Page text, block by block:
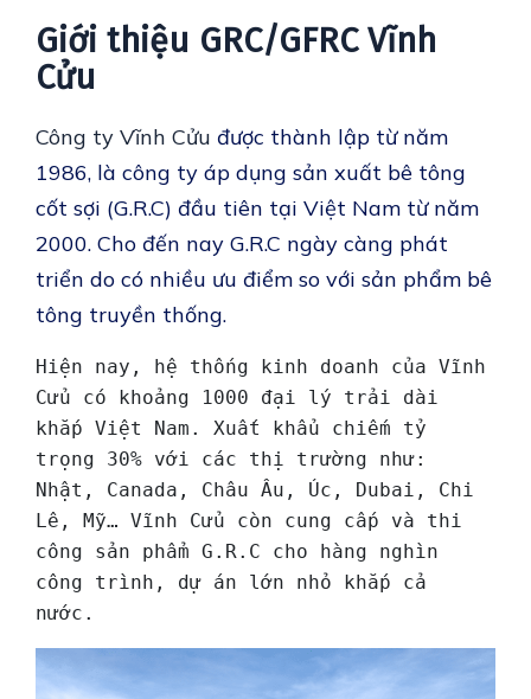
Giới thiệu GRC/GFRC Vĩnh
Cửu
Công ty Vĩnh Cửu được thành lập từ năm
1986, là công ty áp dụng sản xuất bê tông
cốt sợi (G.R.C) đầu tiên tại Việt Nam từ năm
2000. Cho đến nay G.R.C ngày càng phát
triển do có nhiều ưu điểm so với sản phẩm bê
tông truyền thống.
Hiện nay, hệ thống kinh doanh của Vĩnh
Cửu có khoảng 1000 đại lý trải dài
khắp Việt Nam. Xuất khẩu chiếm tỷ
trọng 30% với các thị trường như:
Nhật, Canada, Châu Âu, Úc, Dubai, Chi
Lê, Mỹ… Vĩnh Cửu còn cung cấp và thi
công sản phẩm G.R.C cho hàng nghìn
công trình, dự án lớn nhỏ khắp cả
nước.